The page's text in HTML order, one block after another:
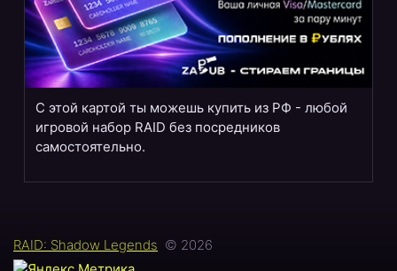
С этой картой ты можешь купить из РФ - любой
игровой набор RAID без посредников
самостоятельно.
RAID: Shadow Legends © 2026